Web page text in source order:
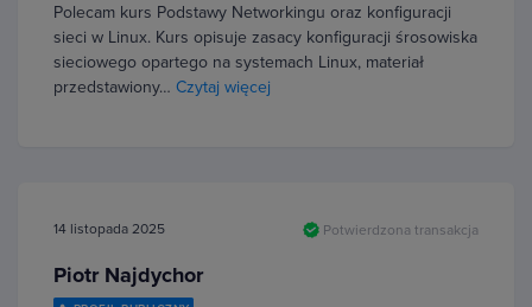
Polecam kurs Podstawy Networkingu oraz konfiguracji
sieci w Linux. Kurs opisuje zasacy konfiguracji śrosowiska
sieciowego opartego na systemach Linux, materiał
przedstawiony… Czytaj więcej
14 listopada 2025 Potwierdzona transakcja
Piotr Najdychor